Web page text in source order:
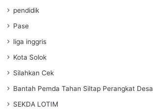
pendidik
Pase
liga inggris
Kota Solok
Silahkan Cek
Bantah Pemda Tahan Siltap Perangkat Desa
SEKDA LOTIM